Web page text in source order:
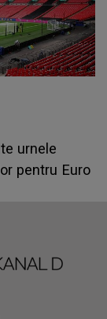
urnele
pentru Euro